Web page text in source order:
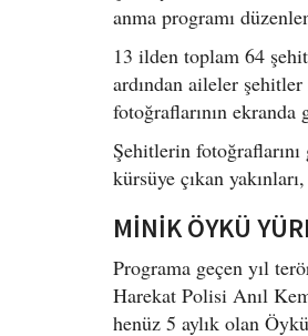
anma programı
13 ilden toplam 64
ardından aileler
fotoğraflarının ekranda
Şehitlerin
kürsüye çıkan
MİNİK ÖYKÜ
Programa geçen yıl
Harekat Polisi Anıl
henüz 5 aylık olan